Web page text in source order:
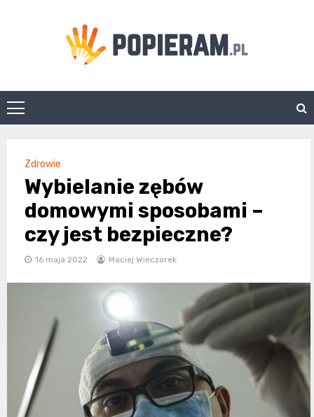
Popieram.pl
Zdrowie
Wybielanie zębów
domowymi sposobami –
czy jest bezpieczne?
16 maja 2022 Maciej Wieczorek